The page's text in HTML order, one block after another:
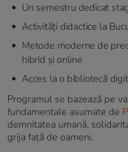
Un semestru dedicat
Activități didactice la
Metode moderne de
hibrid și online
Acces la o bibliotecă
Programul se bazează pe
fundamentale asumate de
demnitatea umană,
grija față de oameni.